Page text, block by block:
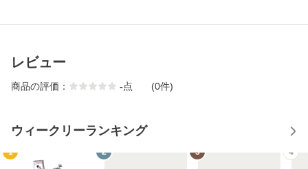
レビュー
商品の評価： -点 (0件)
ウィークリーランキング
1 2 3 4